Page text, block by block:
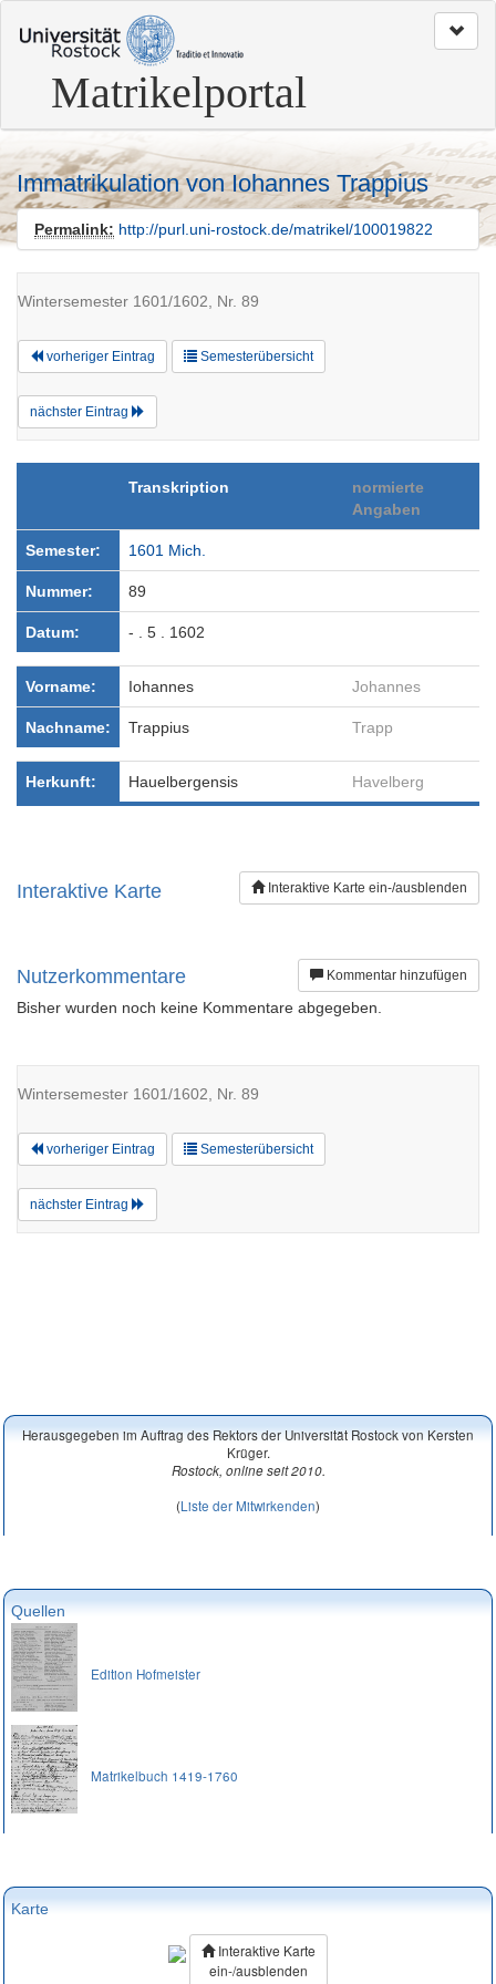
zum
Seitenanfang
Matrikelportal
Immatrikulation von Iohannes Trappius
Permalink: http://purl.uni-rostock.de/matrikel/100019822
Wintersemester 1601/1602, Nr. 89
vorheriger Eintrag Semesterübersicht
nächster Eintrag
Transkription
normierte
Angaben
Semester: 1601 Mich.
Nummer: 89
Datum: - . 5 . 1602
Vorname: Iohannes Johannes
Nachname: Trappius Trapp
Herkunft: Hauelbergensis Havelberg
Interaktive Karte ein-/ausblenden
Interaktive Karte
Kommentar hinzufügen
Nutzerkommentare
Bisher wurden noch keine Kommentare abgegeben.
Wintersemester 1601/1602, Nr. 89
vorheriger Eintrag Semesterübersicht
nächster Eintrag
Herausgegeben im Auftrag des Rektors der Universität Rostock von Kersten
Krüger.
Rostock, online seit 2010.
(Liste der Mitwirkenden)
Quellen
Edition Hofmeister
Matrikelbuch 1419-1760
Karte
Interaktive Karte
ein-/ausblenden